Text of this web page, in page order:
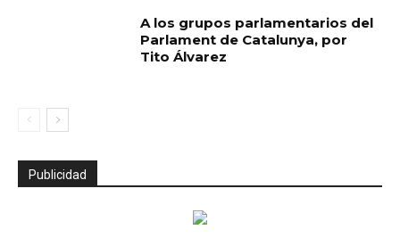
A los grupos parlamentarios del
Parlament de Catalunya, por
Tito Álvarez
Publicidad